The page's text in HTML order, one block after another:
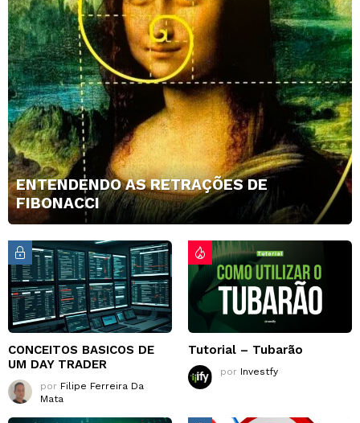
ENTENDENDO AS RETRAÇÕES DE
FIBONACCI
CONCEITOS BASICOS DE
UM DAY TRADER
por Filipe Ferreira Da
Mata
Tutorial – Tubarão
por Investfy